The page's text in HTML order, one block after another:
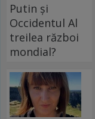
Putin și
Occidentul Al
treilea război
mondial?